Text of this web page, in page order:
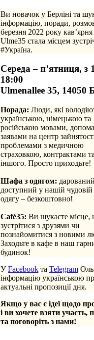
Ви новачок у Берліні та
інформацію, поради,
березня 2022 року
Ulme35 стала місцем
#Україна.
Середа – п’ятниця, з
18:00
Ulmenallee 35, 14050
Порада: Люди, які
українською, німецькою та
російською мовами,
заявами на центр
проблемами з медичною
страховкою, контрактами
іншого. Просто приходьте!
Шафа з одягом:
доступний у нашій
одягу – безкоштовно!
Café35: Ви шукаєте місце,
зустрітися з друзями чи
познайомитися з новими
Заходьте в кафе в наш
будинок!
УFacebook та Telegram
інформацію українською
актуальні пропозиції дня.
Якщо у вас є ідеї щодо
і ви хочете взяти участь,
та поговоріть з нами!